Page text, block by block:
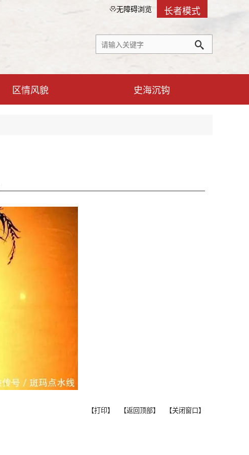
长者模式
无障碍浏览
区情风貌 史海沉钩
【打印】 【返回顶部】 【关闭窗口】